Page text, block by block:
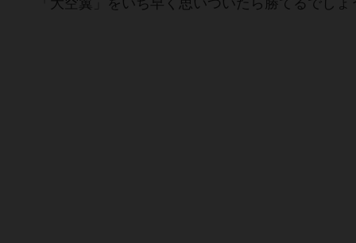
「大空翼」をいち早く思いついたら勝てるでしょ